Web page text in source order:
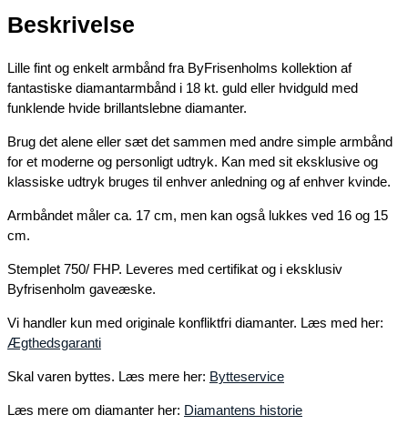
Beskrivelse
Lille fint og enkelt armbånd fra ByFrisenholms kollektion af
fantastiske diamantarmbånd i 18 kt. guld eller hvidguld med
funklende hvide brillantslebne diamanter.
Brug det alene eller sæt det sammen med andre simple armbånd
for et moderne og personligt udtryk. Kan med sit eksklusive og
klassiske udtryk bruges til enhver anledning og af enhver kvinde.
Armbåndet måler ca. 17 cm, men kan også lukkes ved 16 og 15
cm.
Stemplet 750/ FHP. Leveres med certifikat og i eksklusiv
Byfrisenholm gaveæske.
Vi handler kun med originale konfliktfri diamanter. Læs med her:
Ægthedsgaranti
Skal varen byttes. Læs mere her: Bytteservice
Læs mere om diamanter her: Diamantens historie